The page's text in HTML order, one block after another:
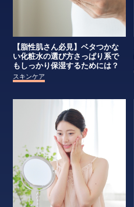
【脂性肌さん必見】ベタつかな
い化粧水の選び方さっぱり系で
もしっかり保湿するためには？
スキンケア